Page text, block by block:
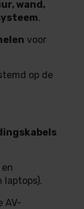
wand,
.
voor
op de
en
laptops).
AV-